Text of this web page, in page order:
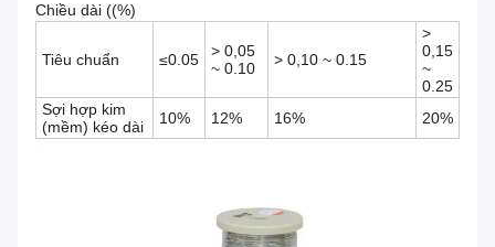
Chiều dài ((%)
Tiêu chuẩn ≤0.05
> 0,05
~ 0.10
> 0,10 ~ 0.15
>
0,15
~
0.25
Sợi hợp kim
(mềm) kéo dài
10% 12% 16% 20%